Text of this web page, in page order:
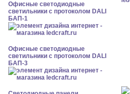
Офисные светодиодные
светильники с протоколом DALI
БАП-1
Офисные светодиодные
светильники с протоколом DALI
БАП-3